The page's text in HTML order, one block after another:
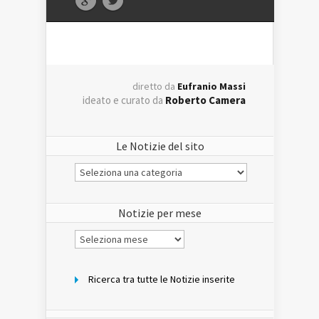
diretto da Eufranio Massi
ideato e curato da Roberto Camera
Le Notizie del sito
Le
Notizie
Notizie per mese
Notizie
per
Ricerca tra tutte le Notizie inserite